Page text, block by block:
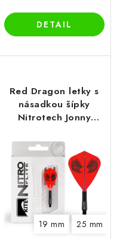
DETAIL
Red Dragon letky s
násadkou šípky
Nitrotech Jonny
19 mm 25 mm